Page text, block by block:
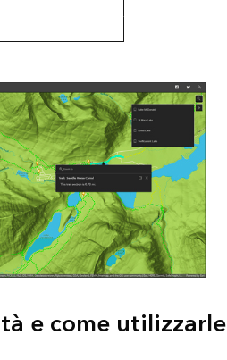
serie di esercitazioni
e come utilizzarle